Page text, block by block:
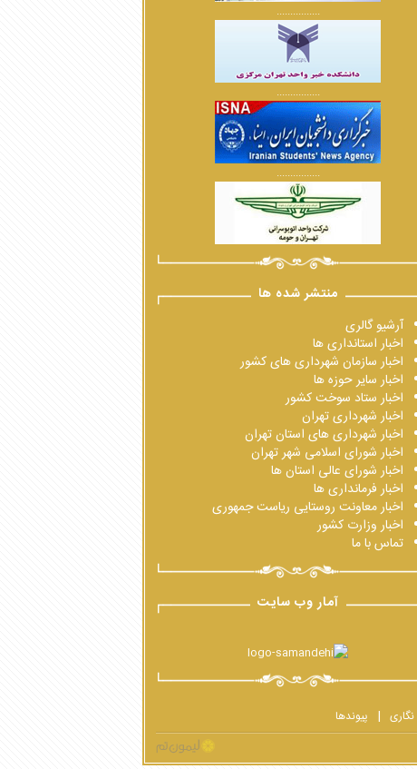
................
................
................
منتشر شده ها
آرشیو گالری
اخبار استانداری ها
اخبار سازمان شهرداری های کشور
اخبار سایر حوزه ها
اخبار ستاد سوخت کشور
اخبار شهرداری تهران
اخبار شهرداری های استان تهران
اخبار شورای اسلامی شهر تهران
اخبار شورای عالی استان ها
اخبار فرمانداری ها
اخبار معاونت روستایی ریاست جمهوری
اخبار وزارت کشور
تماس با ما
آمار وب سایت
نگاری پیوندها